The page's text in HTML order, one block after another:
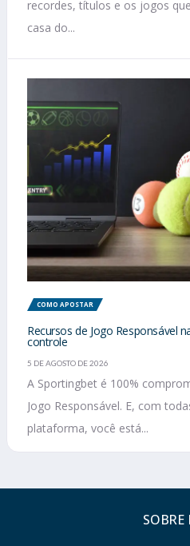
recordes, títulos e os jogos
casa do...
COMO APOSTAR
Recursos de Jogo Responsável
controle
5 DE AGOSTO DE 2026
A Sportingbet é 100%
Jogo Responsável. E, com
plataforma, você está...
SOBRE